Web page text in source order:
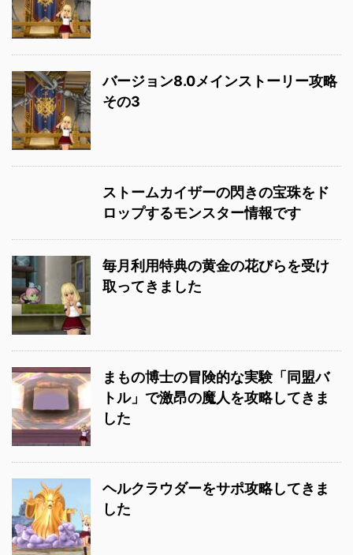
バージョン8.0メインストーリー攻略
その3
ストームカイザーの閃きの宝珠をド
ロップするモンスター情報です
毎月利用特典の黄金の花びらを受け
取ってきました
まもの博士の冒険的な実験「同盟バ
トル」で激昂の魔人を攻略してきま
した
ヘルクラウダーをサポ攻略してきま
した